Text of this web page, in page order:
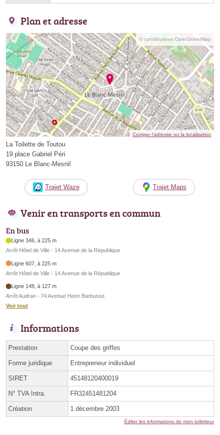
Plan et adresse
© contributeurs OpenStreetMap
Corriger l’adresse ou la localisation
La Toilette de Toutou
19 place Gabriel Péri
93150 Le Blanc-Mesnil
Trajet Waze Trajet Maps
Venir en transports en commun
En bus
Ligne 346, à 225 m
Arrêt Hôtel de Ville - 14 Avenue de la République
Ligne 607, à 225 m
Arrêt Hôtel de Ville - 14 Avenue de la République
Ligne 148, à 127 m
Arrêt Audran - 74 Avenue Henri Barbusse
Voir tout
Informations
Prestation Coupe des griffes
Forme juridique Entrepreneur individuel
SIRET 45148120400019
N° TVA Intra. FR32451481204
Création 1 décembre 2003
Éditer les informations de mon toiletteur